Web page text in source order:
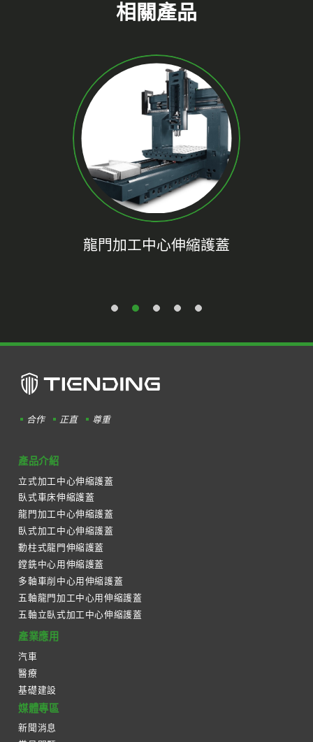
相關產品
龍門加工中心伸縮護蓋
合作 正直 尊重
產品介紹
立式加工中心伸縮護蓋
臥式車床伸縮護蓋
龍門加工中心伸縮護蓋
臥式加工中心伸縮護蓋
動柱式龍門伸縮護蓋
鏜銑中心用伸縮護蓋
多軸車削中心用伸縮護蓋
五軸龍門加工中心用伸縮護蓋
五軸立臥式加工中心伸縮護蓋
產業應用
汽車
醫療
基礎建設
媒體專區
新聞消息